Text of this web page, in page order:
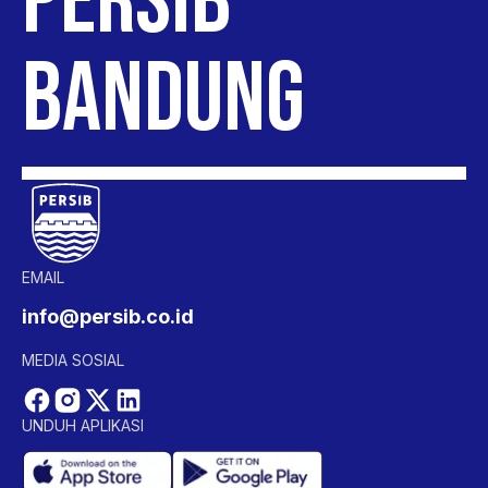
BANDUNG
EMAIL
info@persib.co.id
MEDIA SOSIAL
UNDUH APLIKASI